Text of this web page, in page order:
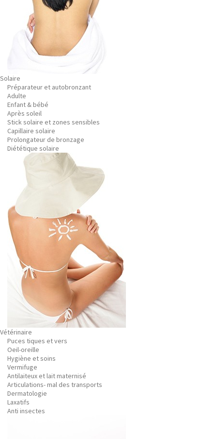
Solaire
Préparateur et autobronzant
Adulte
Enfant & bébé
Après soleil
Stick solaire et zones sensibles
Capillaire solaire
Prolongateur de bronzage
Diététique solaire
Vétérinaire
Puces tiques et vers
Oeil-oreille
Hygiène et soins
Vermifuge
Antilaiteux et lait maternisé
Articulations- mal des transports
Dermatologie
Laxatifs
Anti insectes